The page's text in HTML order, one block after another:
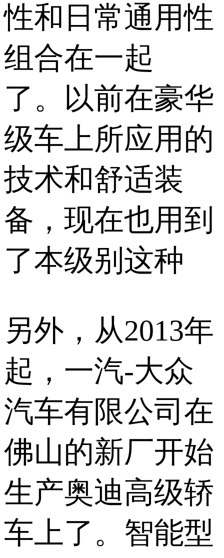
性和日常通用性
组合在一起
了。以前在豪华
级车上所应用的
技术和舒适装
备，现在也用到
了本级别这种
另外，从2013年
起，一汽-大众
汽车有限公司在
佛山的新厂开始
生产奥迪高级轿
车上了。智能型